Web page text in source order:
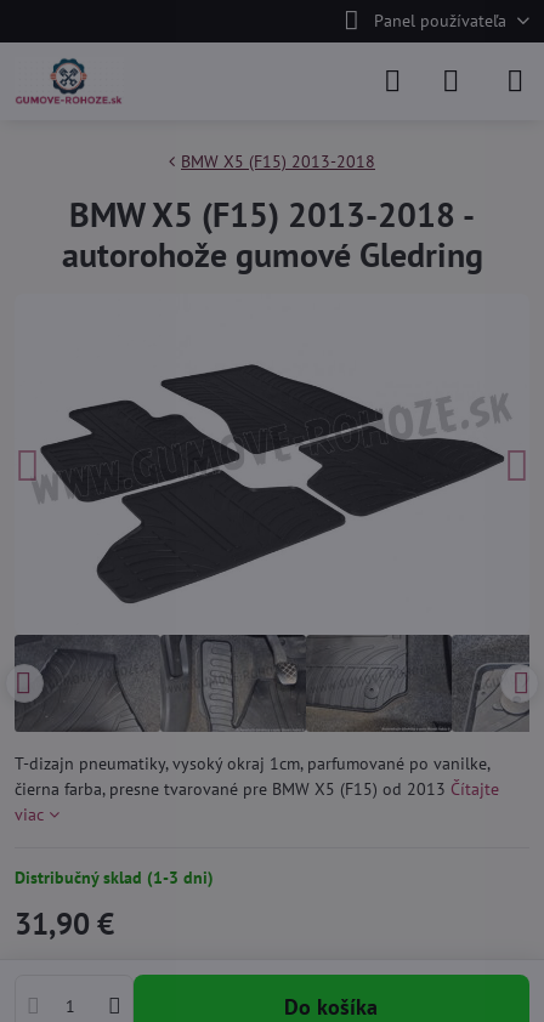
Panel používateľa
BMW X5 (F15) 2013-2018
BMW X5 (F15) 2013-2018 -
autorohože gumové Gledring
T-dizajn pneumatiky, vysoký okraj 1cm, parfumované po vanilke,
čierna farba, presne tvarované pre BMW X5 (F15) od 2013 Čítajte
viac
Distribučný sklad (1-3 dni)
31,90 €
Do košíka